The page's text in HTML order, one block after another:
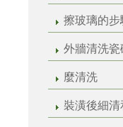
擦玻璃的步
外牆清洗
麼清洗
裝潢後細